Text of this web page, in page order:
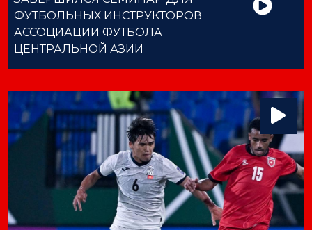
ФУТБОЛЬНЫХ ИНСТРУКТОРОВ
АССОЦИАЦИИ ФУТБОЛА
ЦЕНТРАЛЬНОЙ АЗИИ